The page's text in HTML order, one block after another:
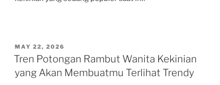
POSTED
ON
MAY 22, 2026
Tren Potongan Rambut Wanita Kekinian
yang Akan Membuatmu Terlihat Trendy